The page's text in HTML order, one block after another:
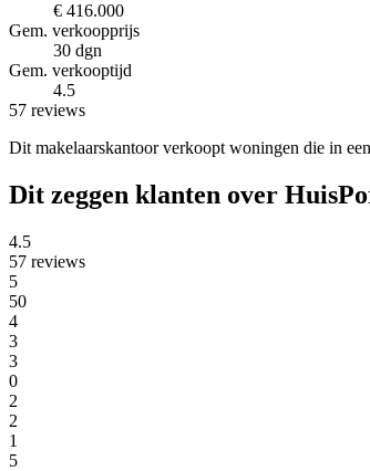
€ 416.000
Gem. verkoopprijs
30 dgn
Gem. verkooptijd
4.5
57 reviews
Dit makelaarskantoor verkoopt woningen die in
Dit zeggen klanten over
4.5
57 reviews
5
50
4
3
3
0
2
2
1
5